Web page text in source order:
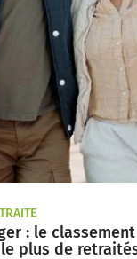
: le classement
plus de